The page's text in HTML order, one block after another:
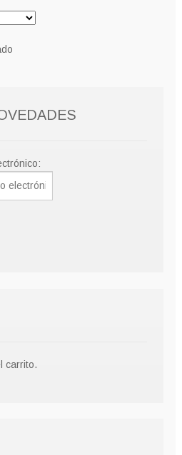
carrito.